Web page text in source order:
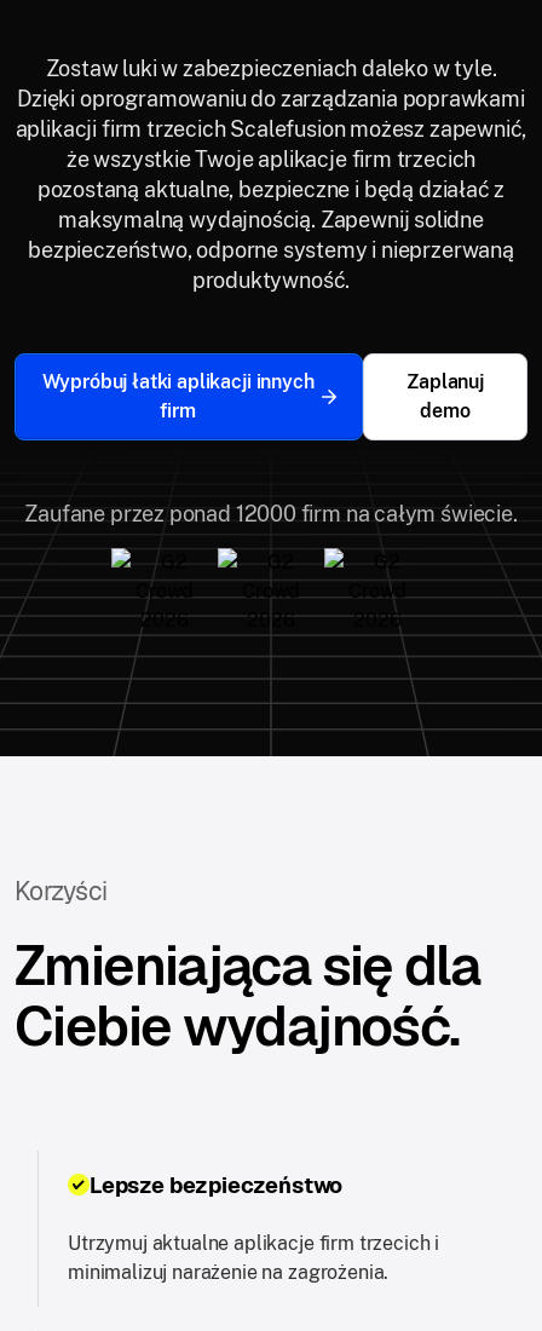
Zostaw luki w zabezpieczeniach daleko w tyle.
Dzięki oprogramowaniu do zarządzania poprawkami
aplikacji firm trzecich Scalefusion możesz zapewnić,
że wszystkie Twoje aplikacje firm trzecich
pozostaną aktualne, bezpieczne i będą działać z
maksymalną wydajnością. Zapewnij solidne
bezpieczeństwo, odporne systemy i nieprzerwaną
produktywność.
Wypróbuj łatki aplikacji innych
firm
Zaplanuj
demo
Zaufane przez ponad 12000 firm na całym świecie.
Korzyści
Zmieniająca się dla
Ciebie wydajność.
Lepsze bezpieczeństwo
Utrzymuj aktualne aplikacje firm trzecich i
minimalizuj narażenie na zagrożenia.